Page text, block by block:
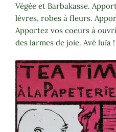
Végée et Barbakasse.
lèvres, robes à fleurs.
Apportez vos coeurs à
des larmes de joie. Avé luïa !